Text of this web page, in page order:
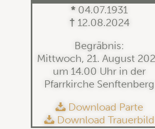
* 04.07.1931
† 12.08.2024
Begräbnis:
Mittwoch, 21. August
um 14.00 Uhr in der
Pfarrkirche Senftenberg
Download Parte
Download Trauerbild